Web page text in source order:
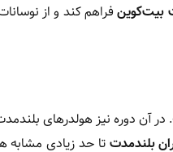
بیت‌کوینفراهم کند و از
چرخه صعودی فعلی با روند سال‌های ۲۰۱۶-۲۰۱۷ پرداخته است. در آن دوره
بلندمدتتا حد زیادی مشابه